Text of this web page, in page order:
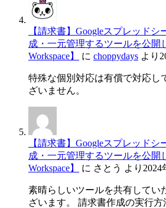
【請求書】Googleスプレッド
成・一元管理するツールを公開
Workspace】
に choppydays より
特殊な個別対応は有償で対応し
ざいません。
【請求書】Googleスプレッド
成・一元管理するツールを公開
Workspace】
に さとう より 2024
素晴らしいツールを共有してい
ざいます。 請求書作成の実行